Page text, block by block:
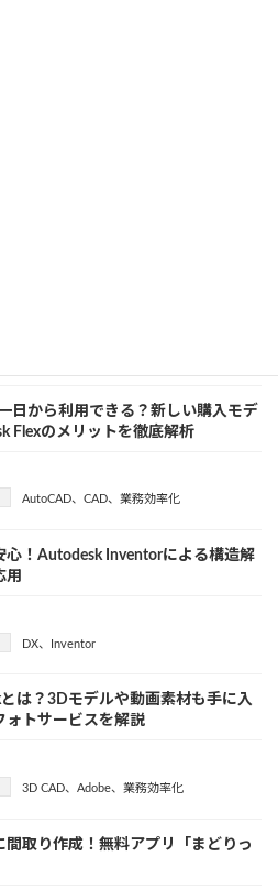
日から利用できる？新しい購入モデ
Flexのメリットを徹底解析
AutoCAD、 CAD、 業務効率化
心！Autodesk Inventorによる構造解
用
DX、 Inventor
は？3Dモデルや動画素材も手に入
ォトサービスを解説
3D CAD、 Adobe、 業務効率化
間取り作成！無料アプリ「まどりっ